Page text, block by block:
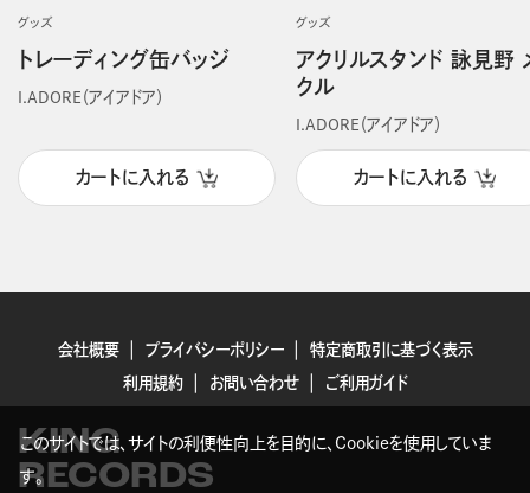
グッズ
トレーディング缶バッジ
I.ADORE（アイアドア）
カートに入れる
グッズ
アクリルスタンド 詠見野
クル
I.ADORE（アイアドア）
カートに入れる
会社概要 プライバシーポリシー
特定商取引に基づく表示
利用規約
お問い合わせ ご利用ガイド
KING
RECORDS
このサイトでは、サイトの利便性向上を目的に、Cookieを使用していま
す。